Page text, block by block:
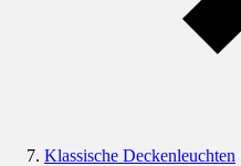
Klassische Deckenleuchten